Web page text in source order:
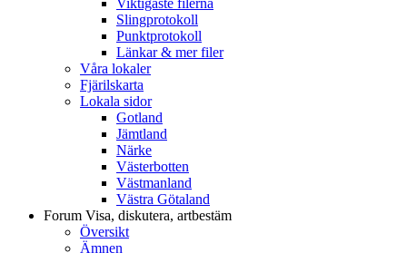
Slingprotokoll
Punktprotokoll
Länkar & mer filer
Våra lokaler
Fjärilskarta
Lokala sidor
Gotland
Jämtland
Närke
Västerbotten
Västmanland
Västra Götaland
Forum Visa, diskutera, artbestäm
Översikt
Ämnen